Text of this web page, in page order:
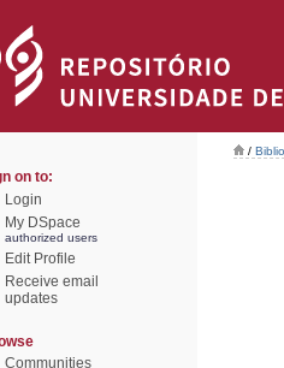
on to:
Login
My DSpace
authorized users
Edit Profile
Receive email
updates
Communities
/